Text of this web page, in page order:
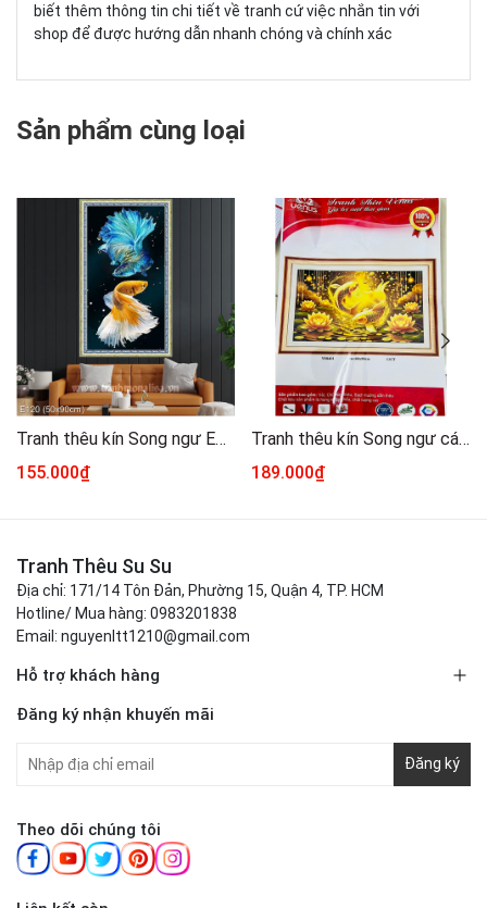
biết thêm thông tin chi tiết về tranh cứ việc nhắn tin với
shop để được hướng dẫn nhanh chóng và chính xác
Sản phẩm cùng loại
Tranh thêu kín Song ngư E120, kích thước 50 x 90 cm
155.000₫
Tranh thêu kín Song ngư cá vàng VS8401, kích thước 60x 90 cm
189.000₫
Tranh Thêu Su Su
Địa chỉ: 171/14 Tôn Đản, Phường 15, Quận 4, TP. HCM
Hotline/ Mua hàng: 0983201838
Email: nguyenltt1210@gmail.com
Hỗ trợ khách hàng
Đăng ký nhận khuyến mãi
Đăng ký
Theo dõi chúng tôi